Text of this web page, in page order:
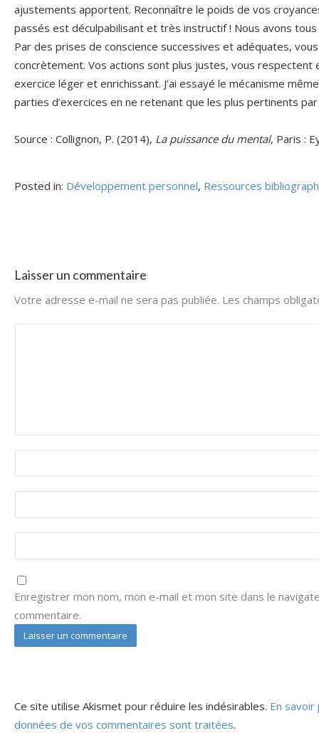
ajustements apportent. Reconnaître le poids de vos
passés est déculpabilisant et très instructif ! Nous avons
Par des prises de conscience successives et adéquates,
concrètement. Vos actions sont plus justes, vous respectent
exercice léger et enrichissant. J’ai essayé le mécanisme
parties d’exercices en ne retenant que les plus pertinents
Source : Collignon, P. (2014), La puissance du mental, Paris :
Posted in: Développement personnel, Ressources
Laisser un commentaire
Votre adresse e-mail ne sera pas publiée. Les champs
Enregistrer mon nom, mon e-mail et mon site dans le
commentaire.
Ce site utilise Akismet pour réduire les indésirables. En
données de vos commentaires sont traitées.